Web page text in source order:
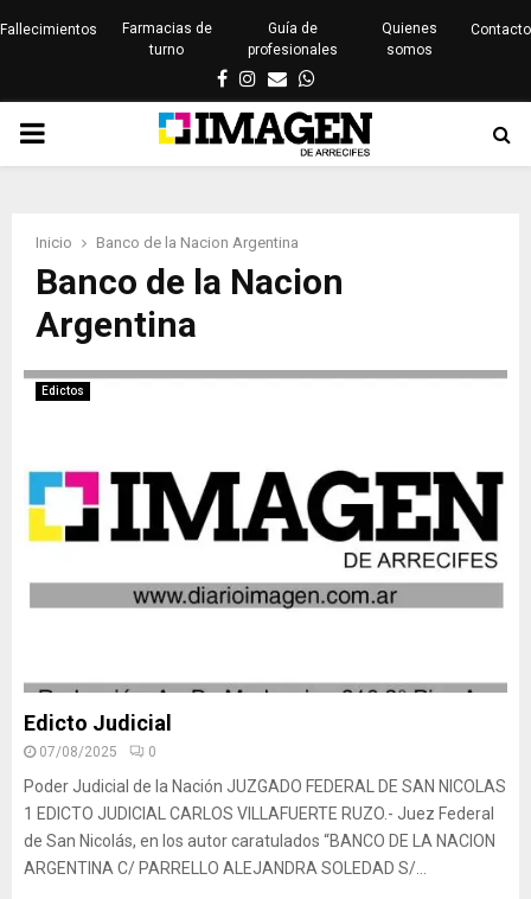
Fallecimientos
Farmacias de
turno
Guía de
profesionales
Quienes
somos
Contacto
Facebook
Instagram
EmailWhatsapp
PRIMARY
Inicio Banco de la Nacion Argentina
Banco de la Nacion
Argentina
Edictos
Edicto Judicial
07/08/2025 0
Poder Judicial de la Nación JUZGADO FEDERAL DE SAN NICOLAS
1 EDICTO JUDICIAL CARLOS VILLAFUERTE RUZO.- Juez Federal
de San Nicolás, en los autor caratulados “BANCO DE LA NACION
ARGENTINA C/ PARRELLO ALEJANDRA SOLEDAD S/...